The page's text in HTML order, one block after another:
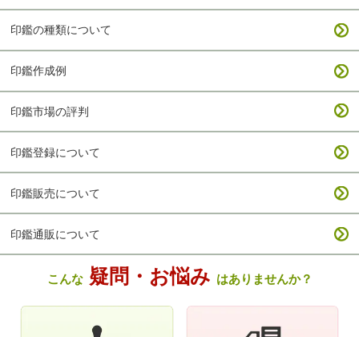
印鑑の種類について
印鑑作成例
印鑑市場の評判
印鑑登録について
印鑑販売について
印鑑通販について
こんな疑問・お悩み はありませんか？